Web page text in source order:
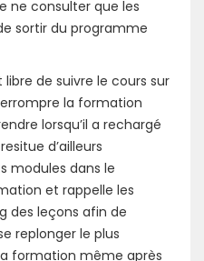
ne consulter que les
sortir du programme
de suivre le cours sur
la formation
lorsqu’il a rechargé
d’ailleurs
modules dans le
et rappelle les
des leçons afin de
replonger le plus
formation même après